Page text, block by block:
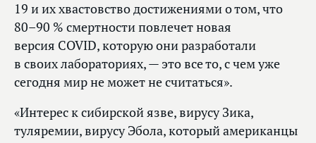
19 и их хвастовство достижениями о том, что
80–90 % смертности повлечет новая
версия COVID, которую они разработали
в своих лабораториях, — это все то, с чем уже
сегодня мир не может не считаться».
«Интерес к сибирской язве, вирусу Зика,
туляремии, вирусу Эбола, который американцы